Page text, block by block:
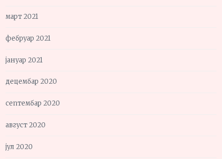
март 2021
фебруар 2021
јануар 2021
децембар 2020
септембар 2020
август 2020
јул 2020